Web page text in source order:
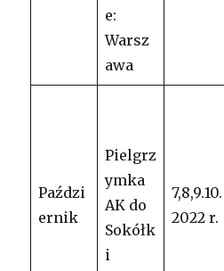
e:
Warsz
awa
Paździ
ernik
Pielgrz
ymka
AK do
Sokółk
i
7,8,9.10.
2022 r.